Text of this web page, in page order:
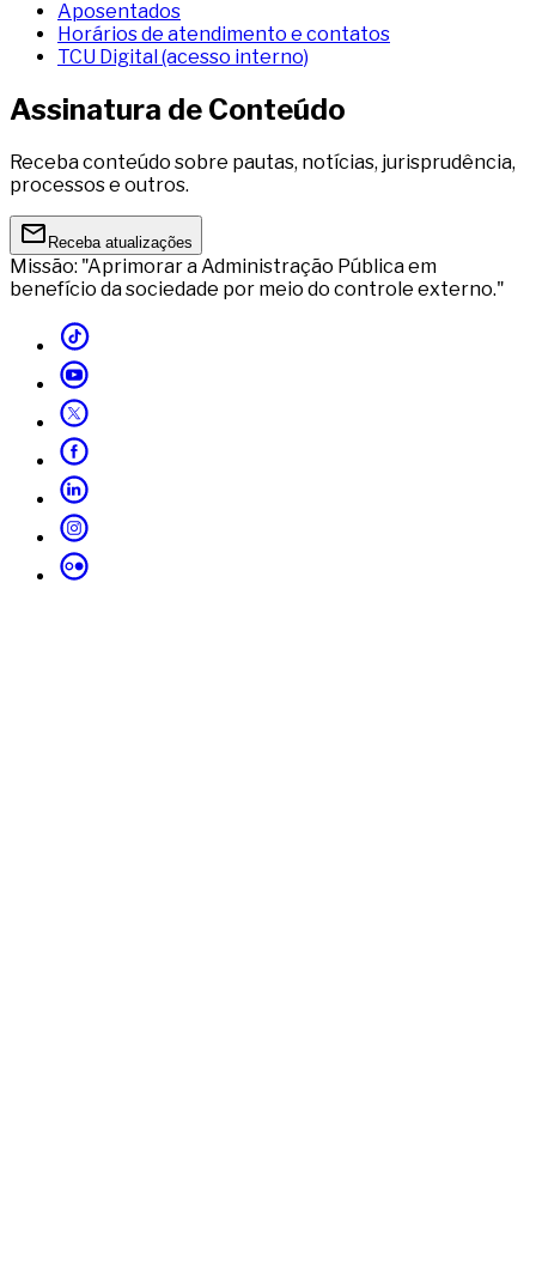
Aposentados
Horários de atendimento e contatos
TCU Digital (acesso interno)
Assinatura de Conteúdo
Receba conteúdo sobre pautas, notícias, jurisprudência,
processos e outros.
Receba atualizações
Missão: "Aprimorar a Administração Pública em
benefício da sociedade por meio do controle externo."